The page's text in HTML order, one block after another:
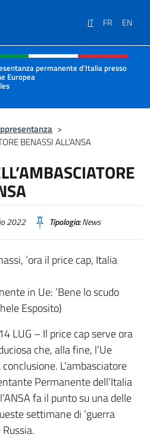
IT FR EN
social e menù
permanente d’Italia presso
Europea
della Rappresentanza
>
BENASSI ALL’ANSA
2022 Tipologia:News
‘ora il price cap, Italia
in Ue: ‘Bene lo scudo
Esposito)
LUG – Il price cap serve ora
che, alla fine, l’Ue
L’ambasciatore
Permanente dell’Italia
fa il punto su una delle
settimane di ‘guerra